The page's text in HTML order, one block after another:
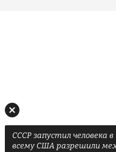
СССР запустил человека
всему США разрешили